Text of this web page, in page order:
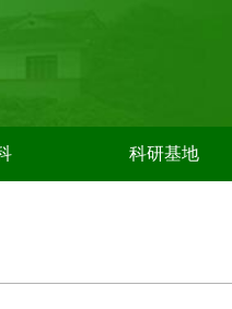
科研基地